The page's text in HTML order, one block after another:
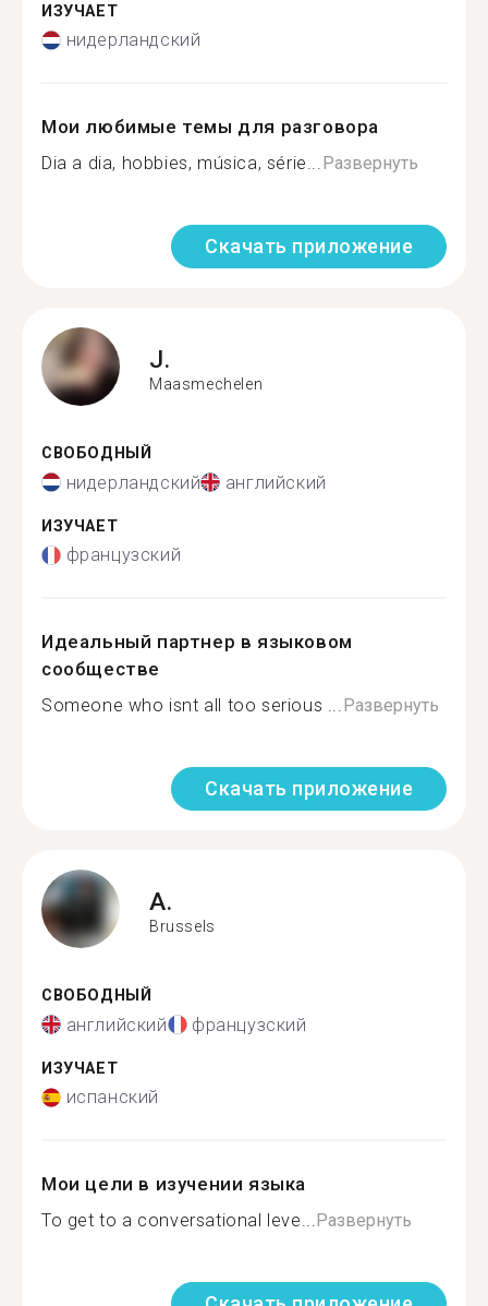
ИЗУЧАЕТ
нидерландский
Мои любимые темы для разговора
Dia a dia, hobbies, música, série...Развернуть
Скачать приложение
J.
Maasmechelen
СВОБОДНЫЙ
нидерландский английский
ИЗУЧАЕТ
французский
Идеальный партнер в языковом
сообществе
Someone who isnt all too serious ...Развернуть
Скачать приложение
A.
Brussels
СВОБОДНЫЙ
английский французский
ИЗУЧАЕТ
испанский
Мои цели в изучении языка
To get to a conversational leve...Развернуть